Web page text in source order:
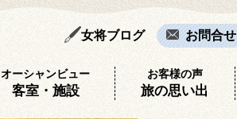
女将ブログ お問合せ
オーシャンビュー
客室・施設
お客様の声
旅の思い出